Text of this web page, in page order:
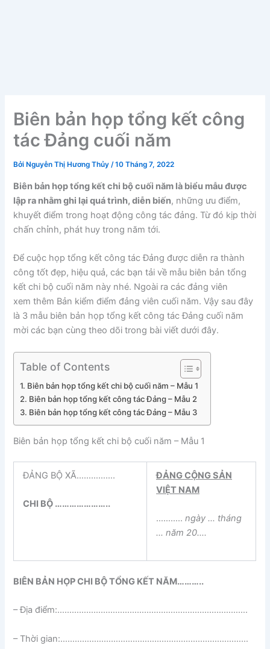
Biên bản họp tổng kết công
tác Đảng cuối năm
Bởi Nguyễn Thị Hương Thủy/10 Tháng 7, 2022
Biên bản họp tổng kết chi bộ cuối năm là biểu mẫu được
lập ra nhằm ghi lại quá trình, diễn biến, những ưu điểm,
khuyết điểm trong hoạt động công tác đảng. Từ đó kịp thời
chấn chỉnh, phát huy trong năm tới.
Để cuộc họp tổng kết công tác Đảng được diễn ra thành
công tốt đẹp, hiệu quả, các bạn tải về mẫu biên bản tổng
kết chi bộ cuối năm này nhé. Ngoài ra các đảng viên
xem thêm Bản kiểm điểm đảng viên cuối năm. Vậy sau đây
là 3 mẫu biên bản họp tổng kết công tác Đảng cuối năm
mời các bạn cùng theo dõi trong bài viết dưới đây.
Table of Contents
Biên bản họp tổng kết chi bộ cuối năm – Mẫu 1
Biên bản họp tổng kết công tác Đảng – Mẫu 2
Biên bản họp tổng kết công tác Đảng – Mẫu 3
Biên bản họp tổng kết chi bộ cuối năm – Mẫu 1
ĐẢNG BỘ XÃ…………….
CHI BỘ …………………..
ĐẢNG CỘNG SẢN
VIỆT NAM
……….. ngày… tháng
… năm 20….
BIÊN BẢN HỌP CHI BỘ TỔNG KẾT NĂM………..
– Địa điểm:…………………………………………………………………….
– Thời gian:……………………………………………………………………